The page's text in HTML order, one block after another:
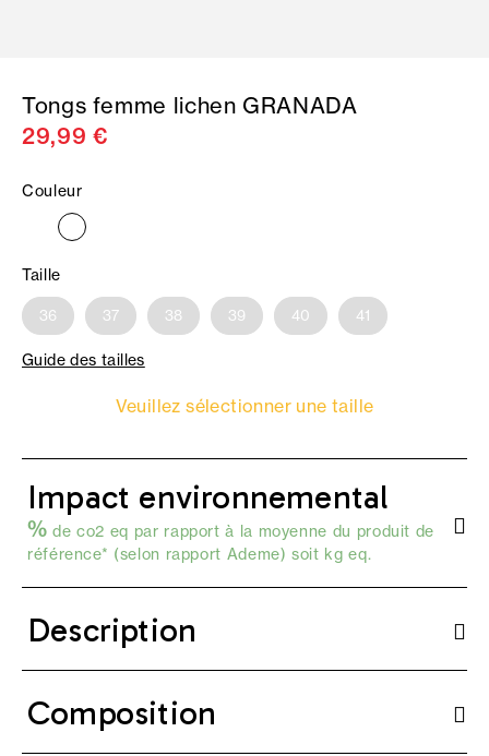
Tongs femme lichen GRANADA
29,99 €
Couleur
Taille
36 37 38 39 40 41
Guide des tailles
Veuillez sélectionner une taille
Impact environnemental
% de co2 eq par rapport à la moyenne du produit de
référence* (selon rapport Ademe) soit kg eq.
Description
Composition